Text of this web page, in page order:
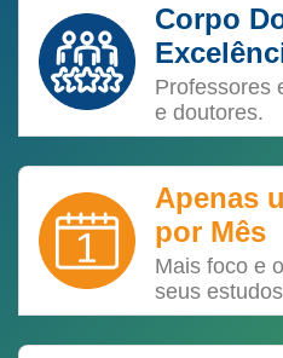
Corpo
Professores
e doutores.
Apenas
por Mês
Mais foco e
seus